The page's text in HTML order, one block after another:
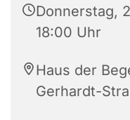
Donnerstag,
18:00 Uhr
Haus der
Gerhardt-